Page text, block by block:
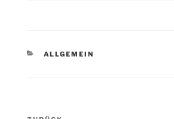
KATEGORIEN
ALLGEMEIN
Beitragsnavigation